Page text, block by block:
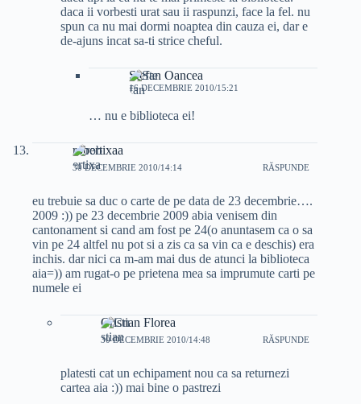
daca ii vorbesti urat sau ii raspunzi, face la fel. nu
spun ca nu mai dormi noaptea din cauza ei, dar e
de-ajuns incat sa-ti strice cheful.
Stefan Oancea
16 DECEMBRIE 2010/15:21
… nu e biblioteca ei!
robertixaa
30 DECEMBRIE 2010/14:14 RĂSPUNDE
eu trebuie sa duc o carte de pe data de 23 decembrie….
2009 :)) pe 23 decembrie 2009 abia venisem din
cantonament si cand am fost pe 24(o anuntasem ca o sa
vin pe 24 altfel nu pot si a zis ca sa vin ca e deschis) era
inchis. dar nici ca m-am mai dus de atunci la biblioteca
aia=)) am rugat-o pe prietena mea sa imprumute carti pe
numele ei
Cristian Florea
30 DECEMBRIE 2010/14:48 RĂSPUNDE
platesti cat un echipament nou ca sa returnezi
cartea aia :)) mai bine o pastrezi